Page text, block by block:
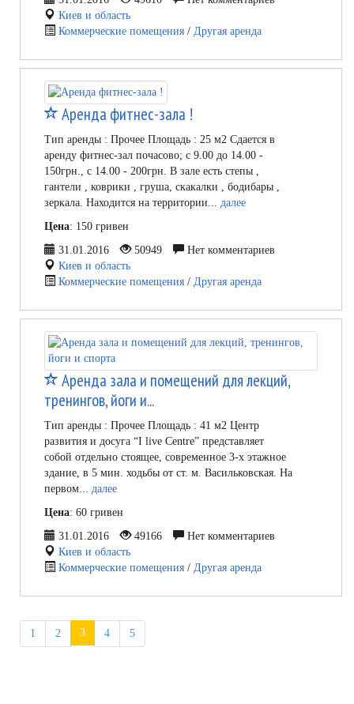
Киев и область
Коммерческие помещения / Другая аренда
Аренда фитнес-зала !
Тип аренды : Прочее Площадь : 25 м2 Сдается в
аренду фитнес-зал почасово; с 9.00 до 14.00 -
150грн., с 14.00 - 200грн. В зале есть степы ,
гантели , коврики , груша, скакалки , бодибары ,
зеркала. Находится на территории... далее
Цена: 150 гривен
31.01.2016
50949
Нет комментариев
Киев и область
Коммерческие помещения / Другая аренда
Аренда зала и помещений для лекций,
тренингов, йоги и...
Тип аренды : Прочее Площадь : 41 м2 Центр
развития и досуга “I live Centre” представляет
собой отдельно стоящее, современное 3-х этажное
здание, в 5 мин. ходьбы от ст. м. Васильковская. На
первом... далее
Цена: 60 гривен
31.01.2016
49166
Нет комментариев
Киев и область
Коммерческие помещения / Другая аренда
1 2 3 4 5